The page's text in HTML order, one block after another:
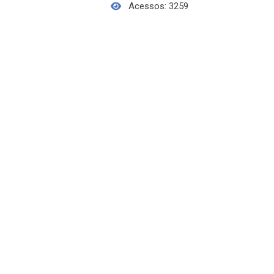
Acessos: 3259